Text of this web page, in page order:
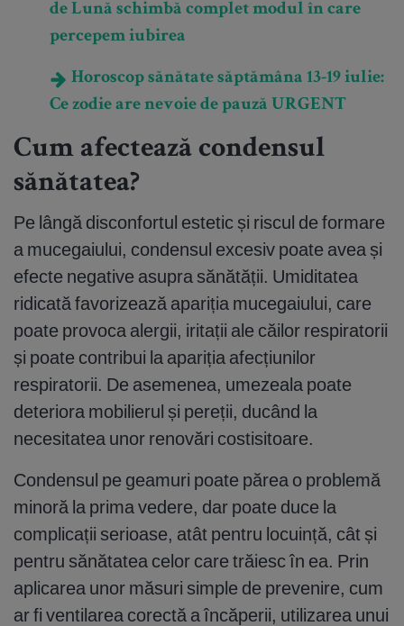
de Lună schimbă complet modul în care
percepem iubirea
Horoscop sănătate săptămâna 13-19 iulie:
Ce zodie are nevoie de pauză URGENT
Cum afectează condensul
sănătatea?
Pe lângă disconfortul estetic și riscul de formare
a mucegaiului, condensul excesiv poate avea și
efecte negative asupra sănătății. Umiditatea
ridicată favorizează apariția mucegaiului, care
poate provoca alergii, iritații ale căilor respiratorii
și poate contribui la apariția afecțiunilor
respiratorii. De asemenea, umezeala poate
deteriora mobilierul și pereții, ducând la
necesitatea unor renovări costisitoare.
Condensul pe geamuri poate părea o problemă
minoră la prima vedere, dar poate duce la
complicații serioase, atât pentru locuință, cât și
pentru sănătatea celor care trăiesc în ea. Prin
aplicarea unor măsuri simple de prevenire, cum
ar fi ventilarea corectă a încăperii, utilizarea unui